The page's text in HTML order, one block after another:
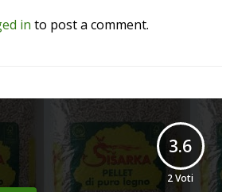
in to post a comment.
3.6
2Voti